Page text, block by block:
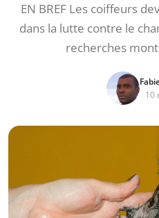
EN BREF Les coiffeurs
dans la lutte contre le
recherches
10